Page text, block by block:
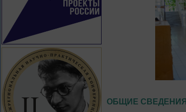
ОБЩИЕ СВЕДЕНИЯ